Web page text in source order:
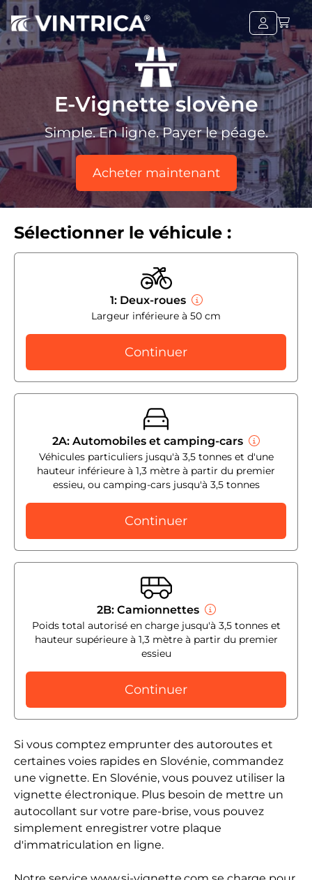
E-Vignette slovène
Simple. En ligne. Payer le péage.
Acheter maintenant
Si vous comptez emprunter des autoroutes et
certaines voies rapides en Slovénie, commandez
une vignette. En Slovénie, vous pouvez utiliser la
vignette électronique. Plus besoin de mettre un
autocollant sur votre pare-brise, vous pouvez
simplement enregistrer votre plaque
d'immatriculation en ligne.
Sélectionner le véhicule :
1: Deux-roues
Largeur inférieure à 50 cm
Continuer
2A: Automobiles et camping-cars
Véhicules particuliers jusqu'à 3,5 tonnes et d'une
hauteur inférieure à 1,3 mètre à partir du premier
essieu, ou camping-cars jusqu'à 3,5 tonnes
Continuer
2B: Camionnettes
Poids total autorisé en charge jusqu'à 3,5 tonnes et
hauteur supérieure à 1,3 mètre à partir du premier
essieu
Continuer